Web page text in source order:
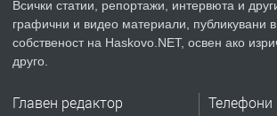
ПРЕДЛАГА
Продавам парцел в
Всички статии, репортажи, интервюта и
графични и видео материали, публикувани
собственост на Haskovo.NET, освен ако
друго.
Главен редактор Телефони